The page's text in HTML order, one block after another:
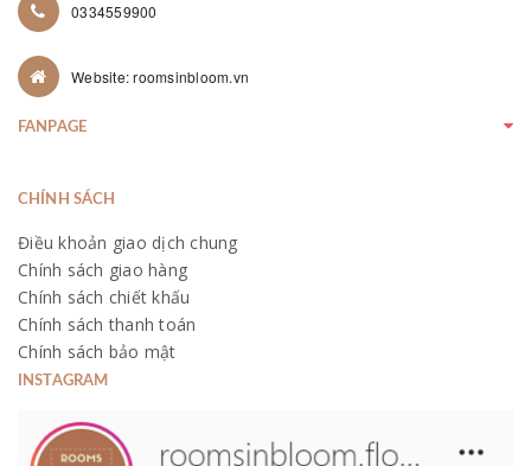
0334559900
Website: roomsinbloom.vn
FANPAGE
CHÍNH SÁCH
Điều khoản giao dịch chung
Chính sách giao hàng
Chính sách chiết khấu
Chính sách thanh toán
Chính sách bảo mật
INSTAGRAM